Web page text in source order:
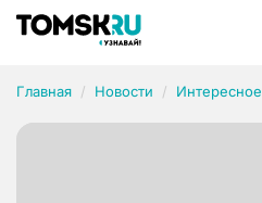
Главная Новости Интересное